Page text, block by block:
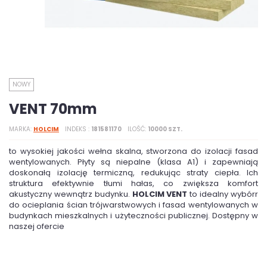
NOWY
VENT 70mm
MARKA HOLCIM INDEKS 181581170 ILOŚĆ 10000 SZT.
to wysokiej jakości wełna skalna, stworzona do izolacji fasad
wentylowanych. Płyty są niepalne (klasa A1) i zapewniają
doskonałą izolację termiczną, redukując straty ciepła. Ich
struktura efektywnie tłumi hałas, co zwiększa komfort
akustyczny wewnątrz budynku. HOLCIM VENT to idealny wybórr
do ocieplania ścian trójwarstwowych i fasad wentylowanych w
budynkach mieszkalnych i użyteczności publicznej. Dostępny w
naszej ofercie